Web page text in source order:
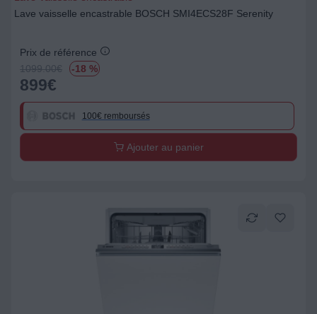
Lave vaisselle encastrable BOSCH SMI4ECS28F Serenity
Prix de référence
1099.00€ -18 %
899€
100€ remboursés
Ajouter au panier